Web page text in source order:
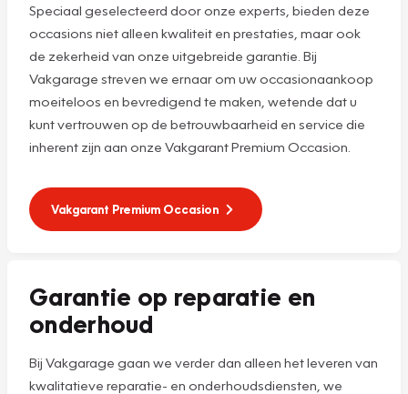
Speciaal geselecteerd door onze experts, bieden deze
occasions niet alleen kwaliteit en prestaties, maar ook
de zekerheid van onze uitgebreide garantie. Bij
Vakgarage streven we ernaar om uw occasionaankoop
moeiteloos en bevredigend te maken, wetende dat u
kunt vertrouwen op de betrouwbaarheid en service die
inherent zijn aan onze Vakgarant Premium Occasion.
Vakgarant Premium Occasion
Garantie op reparatie en
onderhoud
Bij Vakgarage gaan we verder dan alleen het leveren van
kwalitatieve reparatie- en onderhoudsdiensten, we